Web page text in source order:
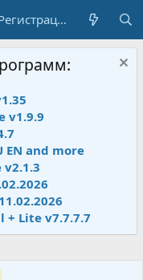
Регистрация
v1.9.9
EN and more
v2.1.3
+ Lite v7.7.7.7